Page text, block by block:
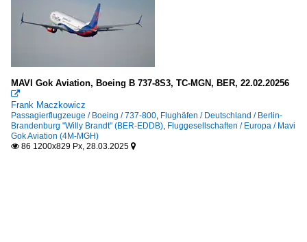
MAVI Gok Aviation, Boeing B 737-8S3, TC-MGN, BER, 22.02.20256

Frank Maczkowicz
Passagierflugzeuge / Boeing / 737-800 Flughäfen / Deutschland / Berlin-
Brandenburg "Willy Brandt" (BER-EDDB) Fluggesellschaften / Europa / Mavi
Gok Aviation (4M-MGH)
 86 1200x829 Px, 28.03.2025 